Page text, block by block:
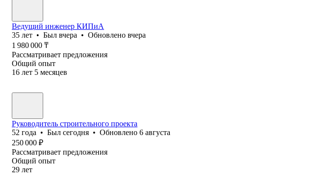
Ведущий инженер КИПиА
35 лет • Был вчера • Обновлено вчера
1 980 000 ₸
Рассматривает предложения
Общий опыт
16 лет 5 месяцев
Руководитель строительного проекта
52 года • Был сегодня • Обновлено 6 августа
250 000 ₽
Рассматривает предложения
Общий опыт
29 лет